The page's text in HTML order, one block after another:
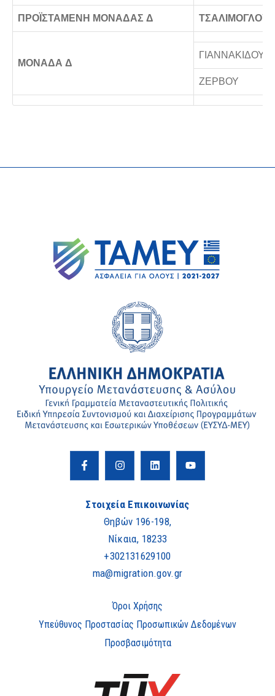
ΠΡΟΪΣΤΑΜΕΝΗ ΜΟΝΑΔΑΣ Δ ΤΣΑΛΙΜΟΓΛΟΥ
ΜΟΝΑΔΑ Δ
ΓΙΑΝΝΑΚΙΔΟΥ
ΖΕΡΒΟΥ
Στοιχεία Επικοινωνίας
Θηβών 196-198,
Νίκαια, 18233
+302131629100
ma@migration.gov.gr
Όροι Χρήσης
Υπεύθυνος Προστασίας Προσωπικών Δεδομένων
Προσβασιμότητα